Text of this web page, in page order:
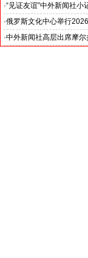
们将来成为印尼和中国文
·“见证友谊”中外新闻社
就是中国未来的新闻发言
·俄罗斯文化中心举行
·中外新闻社高层出席摩